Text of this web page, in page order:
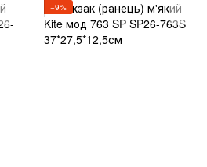
−9%